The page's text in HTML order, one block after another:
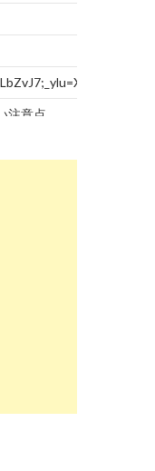
注意点
ダ ...